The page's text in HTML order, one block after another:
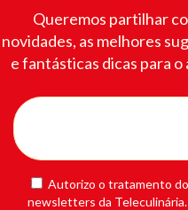
Queremos partilhar
novidades, as melhores
e fantásticas dicas para o
Autorizo o tratamento
newsletters da